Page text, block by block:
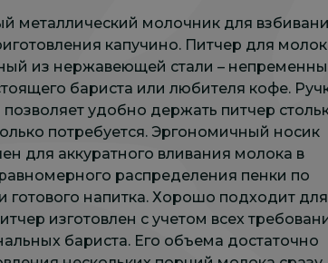
металлический молочник для
капучино. Питчер для
из нержавеющей стали –
бариста или любителя кофе.
удобно держать питчер
потребуется. Эргономичный носик
для аккуратного вливания молока в
распределения пенки по
готового напитка. Хорошо подходит для
изготовлен с учетом всех
бариста. Его объема достаточно